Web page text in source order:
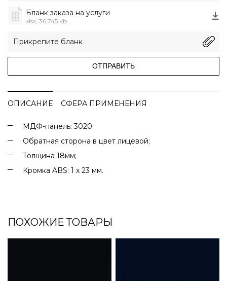
Бланк заказа на услуги
xlsx, 36.745 kb
ОТПРАВИТЬ
ОПИСАНИЕ СФЕРА ПРИМЕНЕНИЯ
МДФ-панель: 3020;
Обратная сторона в цвет лицевой;
Толщина 18мм;
Кромка ABS: 1 х 23 мм.
ПОХОЖИЕ ТОВАРЫ